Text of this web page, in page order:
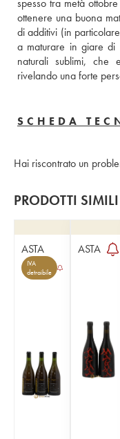
spesso tra metà
ottenere una buona
di additivi (in
a maturare in giare di
naturali sublimi, che
rivelando una forte
SCHEDA
Hai riscontrato un
PRODOTTI SIMILI
ASTA
IVA
detraibile
ASTA